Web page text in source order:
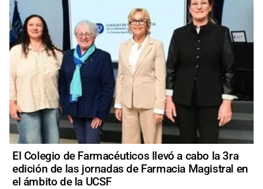
El Colegio de Farmacéuticos llevó a cabo la 3ra
edición de las jornadas de Farmacia Magistral en
el ámbito de la UCSF